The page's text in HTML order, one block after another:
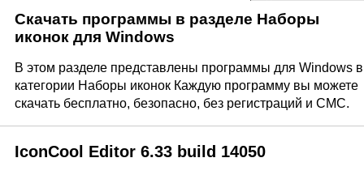
Скачать программы в разделе Наборы
иконок для Windows
В этом разделе представлены программы для Windows в
категории Наборы иконок Каждую программу вы можете
скачать бесплатно, безопасно, без регистраций и СМС.
IconCool Editor 6.33 build 14050